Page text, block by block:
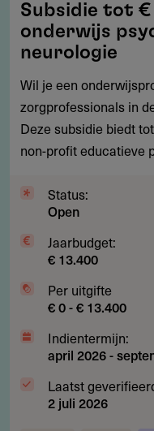
tot
€
13.400
voor
onderwijs
psychiatrie
en
Subsidie tot €
onderwijs
neurologie
Wil je een
zorgprofessionals in
Deze subsidie biedt
non-profit educatieve
Status:
Open
Jaarbudget:
€ 13.400
Per uitgifte
€ 0 - € 13.400
Indientermijn:
april 2026-
Laatst
2 juli 2026